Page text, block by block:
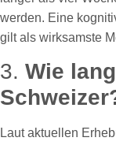
werden. Eine
gilt als wirksamste
3. Wie
Laut aktuellen